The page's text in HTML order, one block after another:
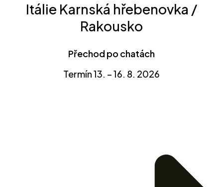
Itálie Karnská hřebenovka /
Rakousko
Přechod po chatách
Termín 13. – 16. 8. 2026